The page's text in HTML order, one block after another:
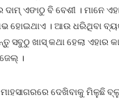
ଦାମ୍ ଏଙାଠୁ ବି ବେଶୀ । ମାନେ
ହୋଇଥାଏ । ଆଉ ଧରିଥିବା
ସବୁଠୁ ଖାସ୍ କଥା ହେଲା ଏହାର
।
ଦେଖିବାକୁ ମିଳୁଛି ବ୍ଲୁ